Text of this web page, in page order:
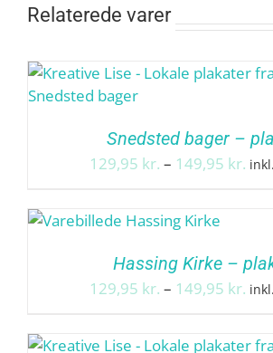
Relaterede varer
Snedsted bager –
129,95 kr. – 149,95 kr.
Hassing Kirke –
129,95 kr. – 149,95 kr.